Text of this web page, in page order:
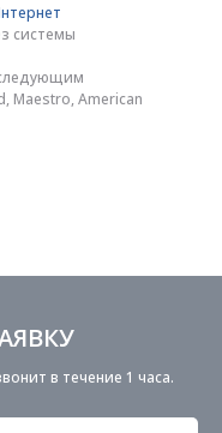
системы
Maestro, American
в течение 1 часа.